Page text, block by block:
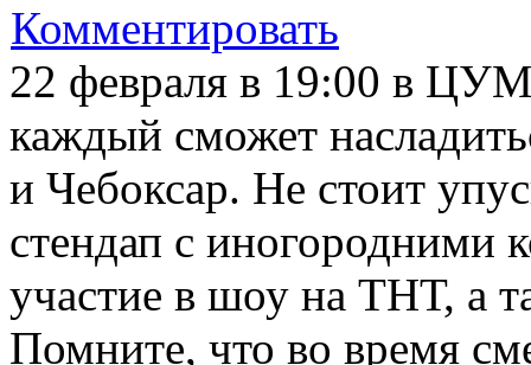
Комментировать
22 февраля в 19:00 в
каждый сможет
и Чебоксар. Не стоит
стендап с
участие в шоу на ТНТ, а
Помните, что во время